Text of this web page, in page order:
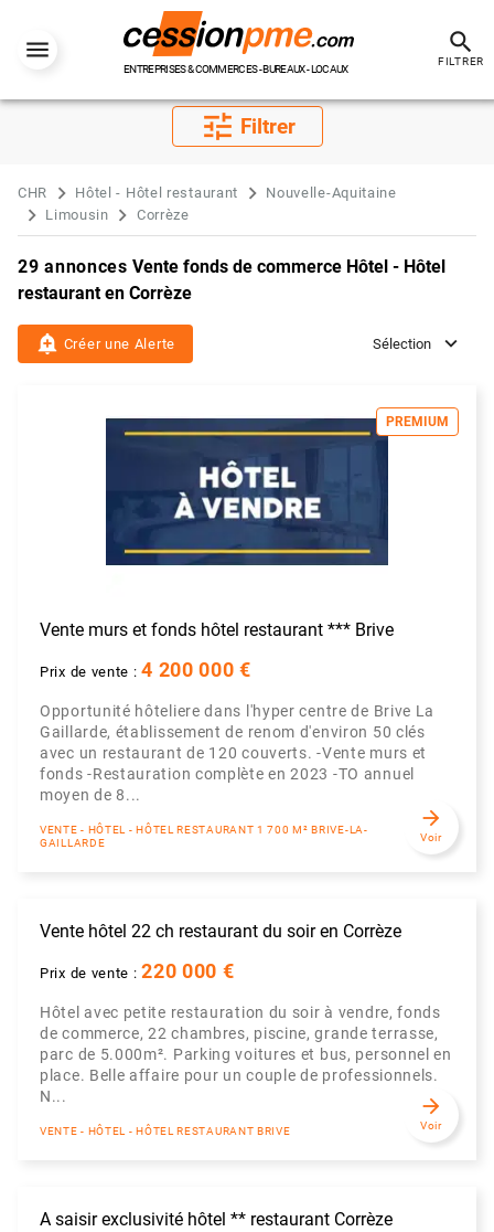
ENTREPRISES & COMMERCES - BUREAUX - LOCAUX
search
FILTRER
tune Filtrer
CHR Hôtel - Hôtel restaurant
Nouvelle-Aquitaine
Limousin
Corrèze
29 annoncesVente fonds de commerce Hôtel - Hôtel
restaurant en Corrèze
add_alert Créer une Alerte Sélection
PREMIUM
Vente murs et fonds hôtel restaurant *** Brive
Prix de vente :4 200 000 €
Opportunité hôteliere dans l'hyper centre de Brive La
Gaillarde, établissement de renom d'environ 50 clés
avec un restaurant de 120 couverts. -Vente murs et
fonds -Restauration complète en 2023 -TO annuel
moyen de 8...
VENTE - HÔTEL - HÔTEL RESTAURANT 1 700 M² BRIVE-LA-
GAILLARDE
arrow_forward
Voir
Vente hôtel 22 ch restaurant du soir en Corrèze
Prix de vente :220 000 €
Hôtel avec petite restauration du soir à vendre, fonds
de commerce, 22 chambres, piscine, grande terrasse,
parc de 5.000m². Parking voitures et bus, personnel en
place. Belle affaire pour un couple de professionnels.
N...
VENTE - HÔTEL - HÔTEL RESTAURANT BRIVE
arrow_forward
Voir
A saisir exclusivité hôtel ** restaurant Corrèze